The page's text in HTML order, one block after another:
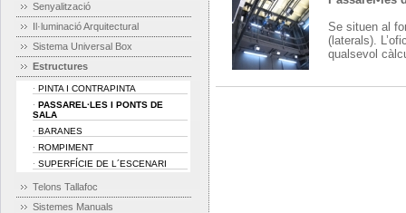
Senyalització
Il·luminació Arquitectural
Sistema Universal Box
Estructures
· PINTA I CONTRAPINTA
· PASSAREL·LES I PONTS DE
SALA
· BARANES
· ROMPIMENT
· SUPERFÍCIE DE L´ESCENARI
Telons Tallafoc
Sistemes Manuals
Se situen al
(laterals).
qualsevol